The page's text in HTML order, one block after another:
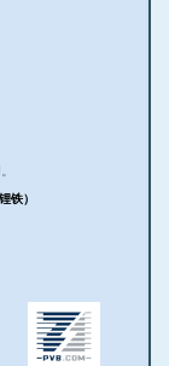
。
铁）